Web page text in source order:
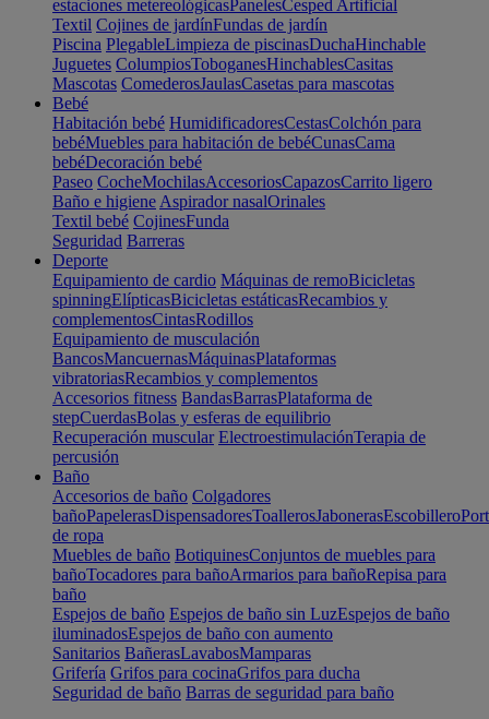
estaciones metereológicasPanelesCesped Artificial
Textil Cojines de jardínFundas de jardín
Piscina PlegableLimpieza de piscinasDuchaHinchable
Juguetes ColumpiosToboganesHinchablesCasitas
Mascotas ComederosJaulasCasetas para mascotas
Bebé
Habitación bebé HumidificadoresCestasColchón para
bebéMuebles para habitación de bebéCunasCama
bebéDecoración bebé
Paseo CocheMochilasAccesoriosCapazosCarrito ligero
Baño e higiene Aspirador nasalOrinales
Textil bebé CojinesFunda
Seguridad Barreras
Deporte
Equipamiento de cardio Máquinas de remoBicicletas
spinningElípticasBicicletas estáticasRecambios y
complementosCintasRodillos
Equipamiento de musculación
BancosMancuernasMáquinasPlataformas
vibratoriasRecambios y complementos
Accesorios fitness BandasBarrasPlataforma de
stepCuerdasBolas y esferas de equilibrio
Recuperación muscular ElectroestimulaciónTerapia de
percusión
Baño
Accesorios de baño Colgadores
bañoPapelerasDispensadoresToallerosJabonerasEscobillero
de ropa
Muebles de baño BotiquinesConjuntos de muebles para
bañoTocadores para bañoArmarios para bañoRepisa para
baño
Espejos de baño Espejos de baño sin LuzEspejos de baño
iluminadosEspejos de baño con aumento
Sanitarios BañerasLavabosMamparas
Grifería Grifos para cocinaGrifos para ducha
Seguridad de baño Barras de seguridad para baño